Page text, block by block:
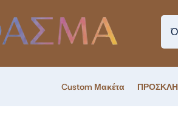
Custom Μακέτα